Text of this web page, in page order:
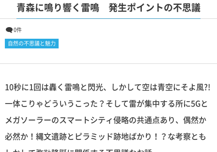
青森に鳴り響く雷鳴 発生ポイントの不思議
0件
自然の不思議と魅力
10秒に1回は轟く雷鳴と閃光、しかして空は青空にそよ風?!
一体こりゃどういうこった？そして雷が集中する所に5Gと
メガソーラーのスマートシティ侵略の共通点あり、偶然か
必然か！縄文遺跡とピラミッド跡地ばかり！？な考察とも